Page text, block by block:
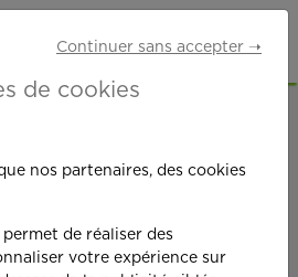
Continuer sans accepter ➝
de cookies
nos partenaires, des cookies
de réaliser des
votre expérience sur